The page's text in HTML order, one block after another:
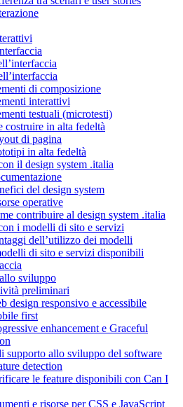
di composizione
interattivi
testuali (microtesti)
costruire in alta fedeltà
di pagina
in alta fedeltà
il design system .italia
del design system
operative
contribuire al design system .italia
i modelli di sito e servizi
dell’utilizzo dei modelli
di sito e servizi disponibili
sviluppo
preliminari
design responsivo e accessibile
first
enhancement e Graceful
supporto allo sviluppo del software
detection
le feature disponibili con Can I
e risorse per CSS e JavaScript